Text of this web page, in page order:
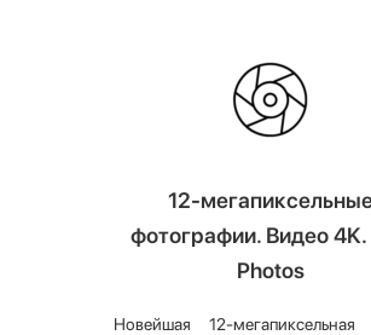
12-
фотографии. Видео 4K.
Photos
Новейшая 12-мегапиксельная